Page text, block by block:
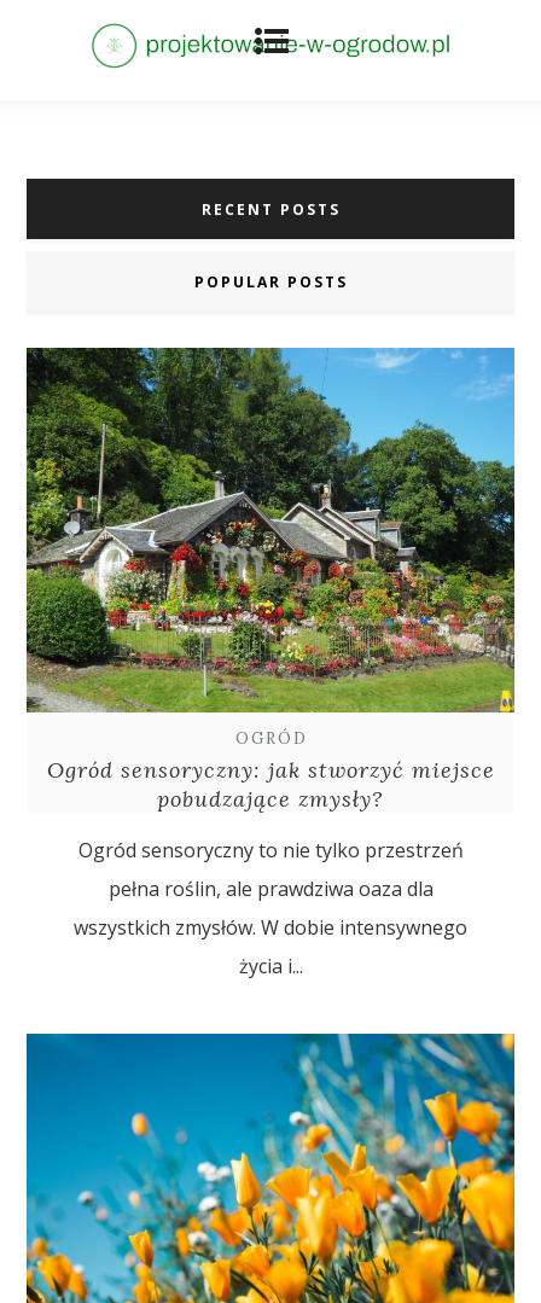
RECENT POSTS
POPULAR POSTS
OGRÓD
Ogród sensoryczny: jak stworzyć miejsce
pobudzające zmysły?
Ogród sensoryczny to nie tylko przestrzeń
pełna roślin, ale prawdziwa oaza dla
wszystkich zmysłów. W dobie intensywnego
życia i...